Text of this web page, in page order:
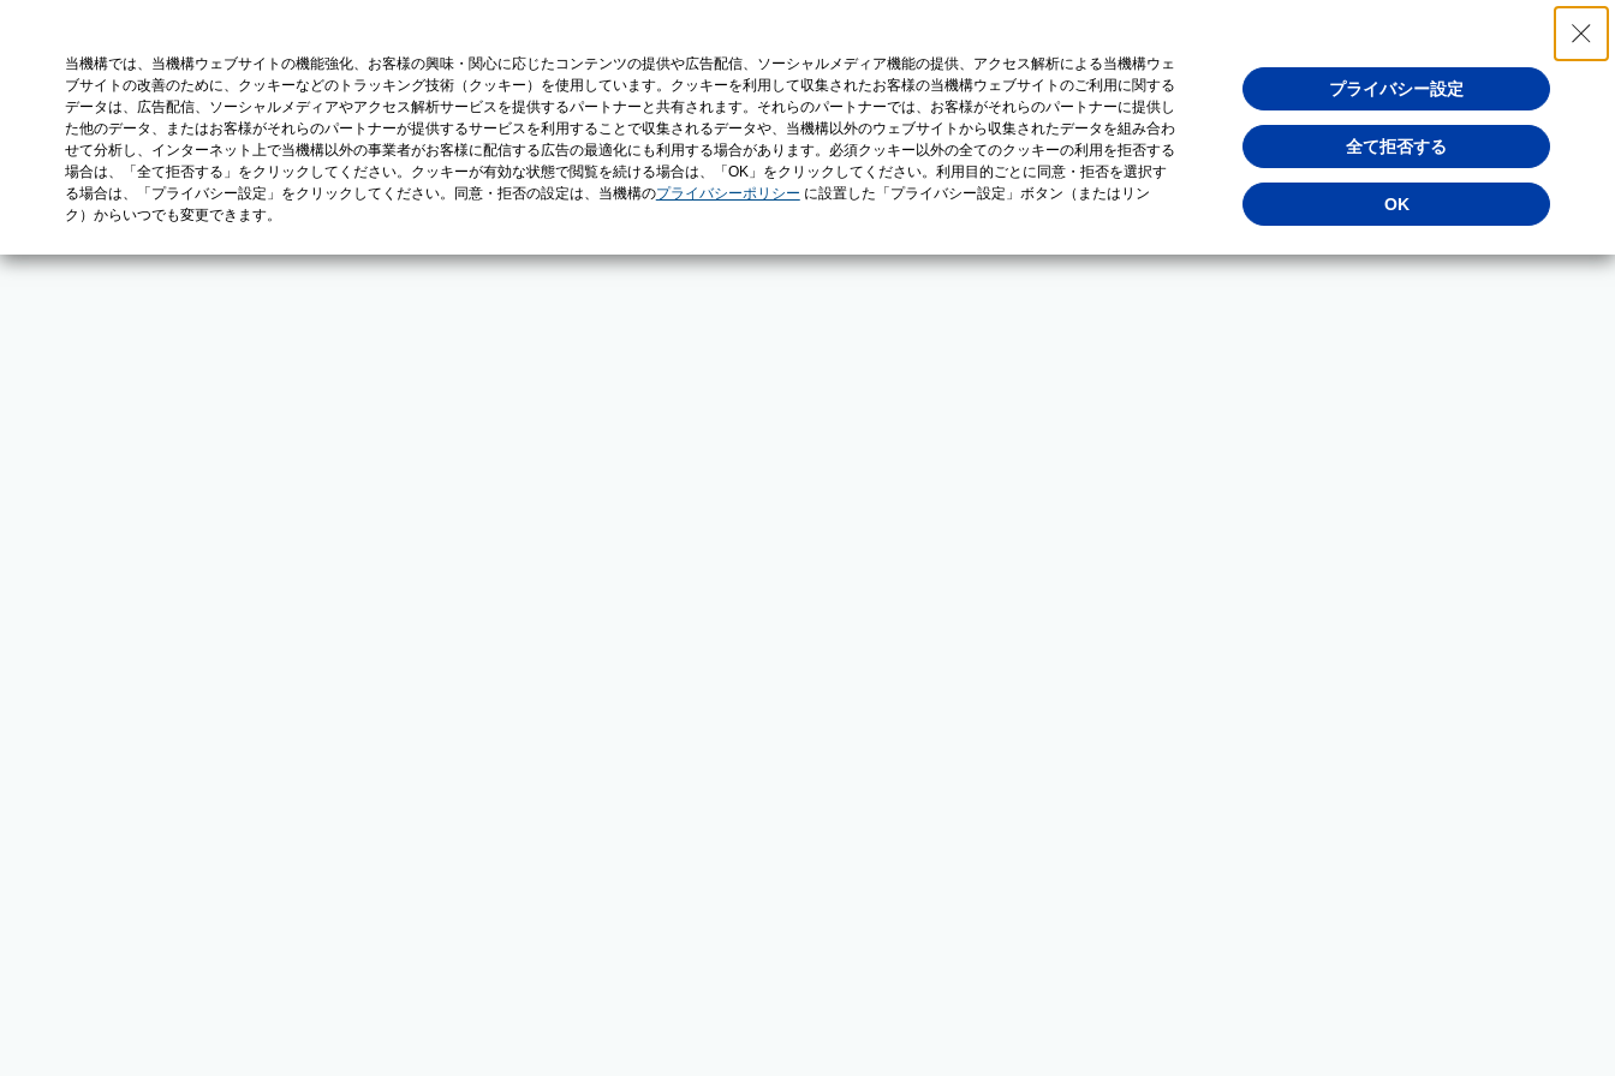
当機構では、当機構ウェブサイトの機能強化、お客様の興味・関心に応じたコンテンツの提供や広告配信、ソーシャルメディア機能の提供、アクセス解析による当機構ウェ
ブサイトの改善のために、クッキーなどのトラッキング技術（クッキー）を使用しています。クッキーを利用して収集されたお客様の当機構ウェブサイトのご利用に関する
データは、広告配信、ソーシャルメディアやアクセス解析サービスを提供するパートナーと共有されます。それらのパートナーでは、お客様がそれらのパートナーに提供し
た他のデータ、またはお客様がそれらのパートナーが提供するサービスを利用することで収集されるデータや、当機構以外のウェブサイトから収集されたデータを組み合わ
せて分析し、インターネット上で当機構以外の事業者がお客様に配信する広告の最適化にも利用する場合があります。必須クッキー以外の全てのクッキーの利用を拒否する
場合は、「全て拒否する」をクリックしてください。クッキーが有効な状態で閲覧を続ける場合は、「OK」をクリックしてください。利用目的ごとに同意・拒否を選択す
る場合は、「プライバシー設定」をクリックしてください。同意・拒否の設定は、当機構のプライバシーポリシー に設置した「プライバシー設定」ボタン（またはリン
ク）からいつでも変更できます。
プライバシー設定
全て拒否する
OK